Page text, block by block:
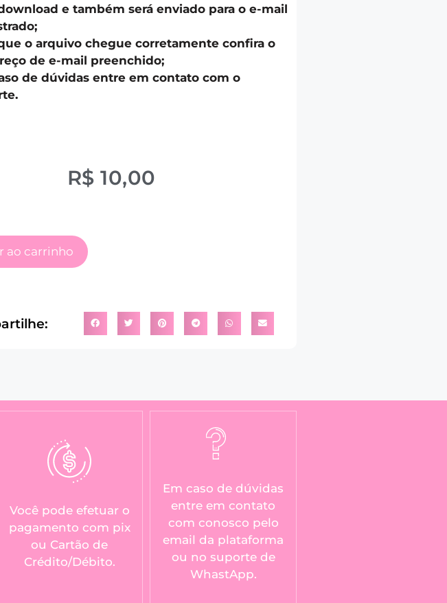
e também será enviado para o e-mail
o arquivo chegue corretamente confira o
de e-mail preenchido;
de dúvidas entre em contato com o
R$ 10,00
ao carrinho
Você pode efetuar o
pagamento com pix
ou Cartão de
Crédito/Débito.
Em caso de dúvidas
entre em contato
com conosco pelo
email da plataforma
ou no suporte de
WhastApp.